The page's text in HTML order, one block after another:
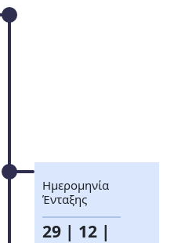
Ημερομηνία
Ένταξης
29 | 12 |